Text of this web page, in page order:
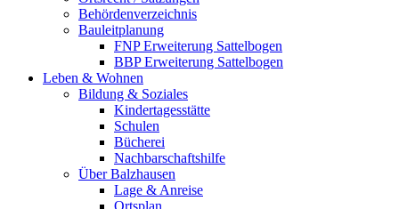
Behördenverzeichnis
Bauleitplanung
FNP Erweiterung Sattelbogen
BBP Erweiterung Sattelbogen
Leben & Wohnen
Bildung & Soziales
Kindertagesstätte
Schulen
Bücherei
Nachbarschaftshilfe
Über Balzhausen
Lage & Anreise
Ortsplan